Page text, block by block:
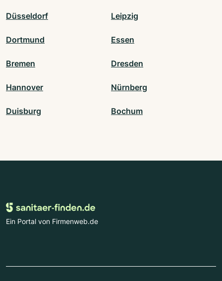
Düsseldorf Leipzig
Dortmund Essen
Bremen Dresden
Hannover Nürnberg
Duisburg Bochum
Ein Portal von Firmenweb.de